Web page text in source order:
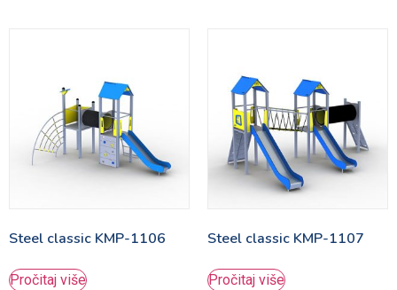
Steel classic KMP-1106
Pročitaj više
Steel classic KMP-1107
Pročitaj više